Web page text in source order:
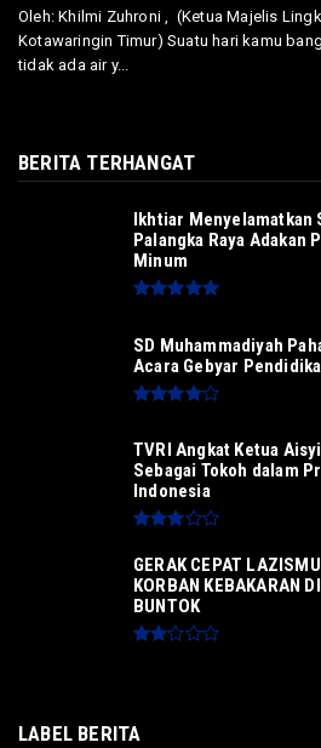
Oleh: Khilmi Zuhroni , (Ketua Majelis
Kotawaringin Timur) Suatu hari kamu
tidak ada air y...
BERITA TERHANGAT
Ikhtiar Menyelamatkan
Palangka Raya Adakan
Minum
SD Muhammadiyah
Acara Gebyar
TVRI Angkat Ketua
Sebagai Tokoh dalam
Indonesia
GERAK CEPAT
KORBAN KEBAKARAN
BUNTOK
LABEL BERITA